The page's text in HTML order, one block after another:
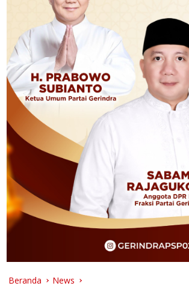
Beranda News